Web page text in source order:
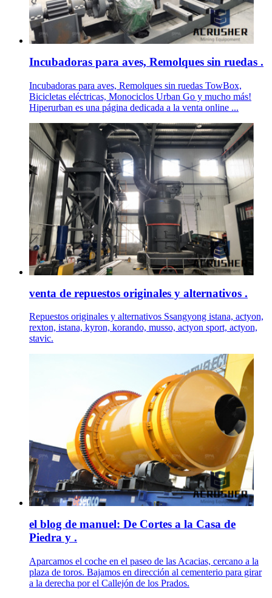
Incubadoras para aves, Remolques sin ruedas .
Incubadoras para aves, Remolques sin ruedas TowBox,
Bicicletas eléctricas, Monociclos Urban Go y mucho más!
Hiperurban es una página dedicada a la venta online ...
venta de repuestos originales y alternativos .
Repuestos originales y alternativos Ssangyong istana, actyon,
rexton, istana, kyron, korando, musso, actyon sport, actyon,
stavic.
el blog de manuel: De Cortes a la Casa de
Piedra y .
Aparcamos el coche en el paseo de las Acacias, cercano a la
plaza de toros. Bajamos en dirección al cementerio para girar
a la derecha por el Callejón de los Prados.